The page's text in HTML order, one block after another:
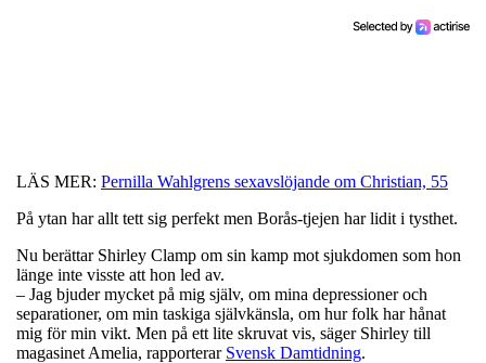
LÄS MER: Pernilla Wahlgrens sexavslöjande om Christian, 55
På ytan har allt tett sig perfekt men Borås-tjejen har lidit i tysthet.
Nu berättar Shirley Clamp om sin kamp mot sjukdomen som hon
länge inte visste att hon led av.
– Jag bjuder mycket på mig själv, om mina depressioner och
separationer, om min taskiga självkänsla, om hur folk har hånat
mig för min vikt. Men på ett lite skruvat vis, säger Shirley till
magasinet Amelia, rapporterar Svensk Damtidning.